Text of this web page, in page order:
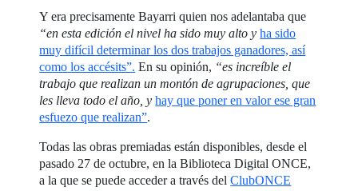
Y era precisamente Bayarri quien nos adelantaba que
“en esta edición el nivel ha sido muy alto yha sido
muy difícil determinar los dos trabajos ganadores, así
como los accésits”. En su opinión, “es increíble el
trabajo que realizan un montón de agrupaciones, que
les lleva todo el año, yhay que poner en valor ese gran
esfuezo que realizan”.
Todas las obras premiadas están disponibles, desde el
pasado 27 de octubre, en la Biblioteca Digital ONCE,
a la que se puede acceder a través delClubONCE